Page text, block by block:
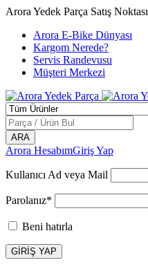
Arora Yedek Parça Satış Noktası
Arora E-Bike Dünyası
Kargom Nerede?
Servis Randevusu
Müşteri Merkezi
Arora HesabımGiriş Yap
Kullanıcı Ad veya Mail
Parolanız*
Beni hatırla